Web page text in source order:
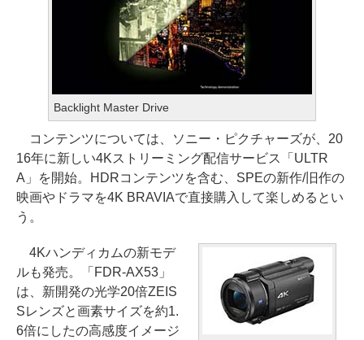
Backlight Master Drive
コンテンツについては、ソニー・ピクチャーズが、20
16年に新しい4Kストリーミング配信サービス「ULTR
A」を開始。HDRコンテンツを含む、SPEの新作/旧作の
映画やドラマを4K BRAVIAで直接購入して楽しめるとい
う。
4Kハンディカムの新モデ
ルも発売。「FDR-AX53」
は、新開発の光学20倍ZEIS
Sレンズと画素サイズを約1.
6倍にしたの高感度イメージ